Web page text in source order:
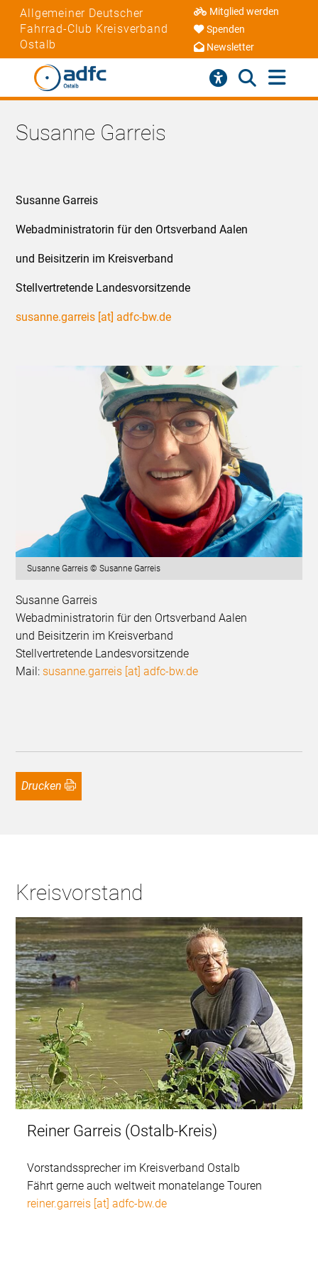
Allgemeiner Deutscher
Fahrrad-Club Kreisverband
Ostalb
Mitglied werden
Spenden
Newsletter
Susanne Garreis
Susanne Garreis
Webadministratorin für den Ortsverband Aalen
und Beisitzerin im Kreisverband
Stellvertretende Landesvorsitzende
susanne.garreis [at] adfc-bw.de
Susanne Garreis © Susanne Garreis
Susanne Garreis
Webadministratorin für den Ortsverband Aalen
und Beisitzerin im Kreisverband
Stellvertretende Landesvorsitzende
Mail: susanne.garreis [at] adfc-bw.de
Drucken
Kreisvorstand
Reiner Garreis (Ostalb-Kreis)
Vorstandssprecher im Kreisverband Ostalb
Fährt gerne auch weltweit monatelange Touren
reiner.garreis [at] adfc-bw.de